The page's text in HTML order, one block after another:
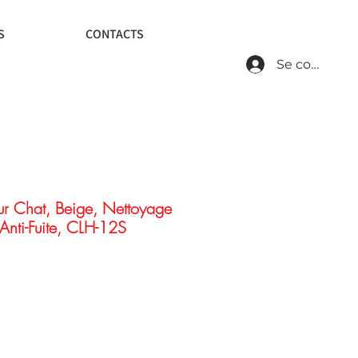
CONTACTS
Se
Chat, Beige, Nettoyage
Fuite, CLH-12S